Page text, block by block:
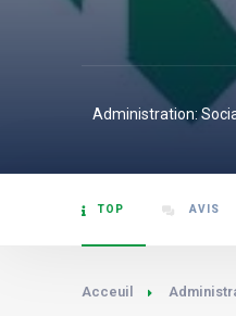
Administration:
TOP AVIS
Acceuil